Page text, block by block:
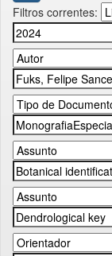
Filtros correntes: